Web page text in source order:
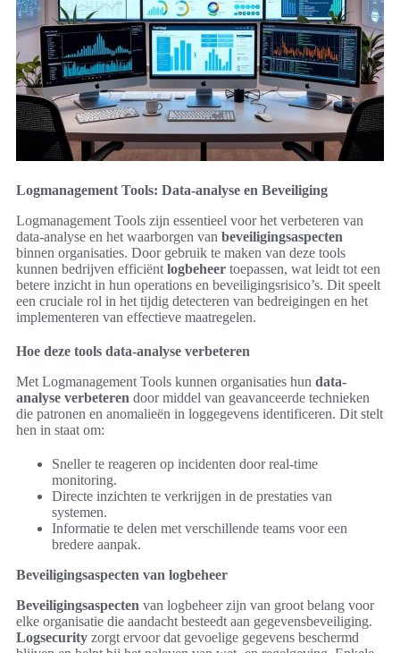
Logmanagement Tools: Data-analyse en Beveiliging
Logmanagement Tools zijn essentieel voor het verbeteren van
data-analyse en het waarborgen van beveiligingsaspecten
binnen organisaties. Door gebruik te maken van deze tools
kunnen bedrijven efficiënt logbeheer toepassen, wat leidt tot een
betere inzicht in hun operations en beveiligingsrisico’s. Dit speelt
een cruciale rol in het tijdig detecteren van bedreigingen en het
implementeren van effectieve maatregelen.
Hoe deze tools data-analyse verbeteren
Met Logmanagement Tools kunnen organisaties hun data-
analyse verbeteren door middel van geavanceerde technieken
die patronen en anomalieën in loggegevens identificeren. Dit stelt
hen in staat om:
Sneller te reageren op incidenten door real-time
monitoring.
Directe inzichten te verkrijgen in de prestaties van
systemen.
Informatie te delen met verschillende teams voor een
bredere aanpak.
Beveiligingsaspecten van logbeheer
Beveiligingsaspecten van logbeheer zijn van groot belang voor
elke organisatie die aandacht besteedt aan gegevensbeveiliging.
Logsecurity zorgt ervoor dat gevoelige gegevens beschermd